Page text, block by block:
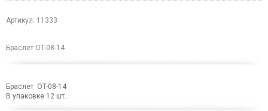
Артикул: 11333
Браслет OT-08-14
Браслет OT-08-14
В упаковке 12 шт.